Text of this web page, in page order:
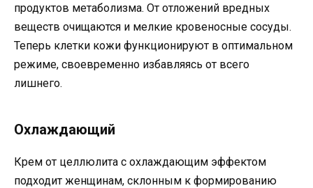
продуктов метаболизма. От отложений вредных
веществ очищаются и мелкие кровеносные сосуды.
Теперь клетки кожи функционируют в оптимальном
режиме, своевременно избавляясь от всего
лишнего.
Охлаждающий
Крем от целлюлита с охлаждающим эффектом
подходит женщинам, склонным к формированию